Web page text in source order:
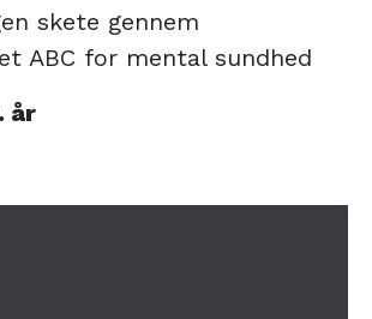
skete gennem
ABC for mental sundhed
år